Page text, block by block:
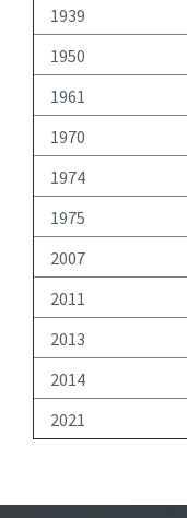
1939
1950
1961
1970
1974
1975
2007
2011
2013
2014
2021